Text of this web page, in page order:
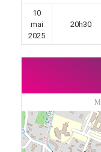
10
mai
2025
20h30